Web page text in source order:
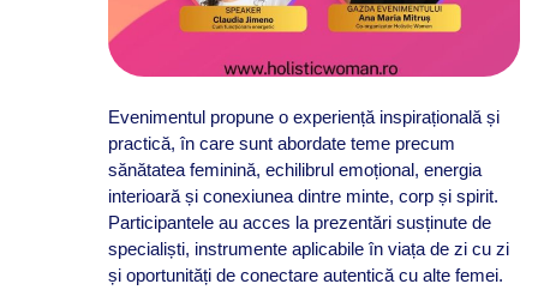
Evenimentul propune o experiență inspirațională și
practică, în care sunt abordate teme precum
sănătatea feminină, echilibrul emoțional, energia
interioară și conexiunea dintre minte, corp și spirit.
Participantele au acces la prezentări susținute de
specialiști, instrumente aplicabile în viața de zi cu zi
și oportunități de conectare autentică cu alte femei.